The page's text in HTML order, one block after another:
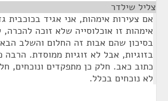
צליל שילדר
אם צעירות אימהות, אני אגיד בכוכבית
אימהות זו אוכלוסייה שלא זוכה
בסיכון שהם אבות זה החלום והשלב
בזוגיות, אבל לא זוגיות ממוסדת.
כתוב כאב. חלק כן מתפקדים ונוכחים,
לא נוכחים בכלל.